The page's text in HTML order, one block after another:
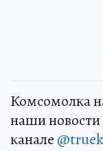
Комсомолка
наши
канале